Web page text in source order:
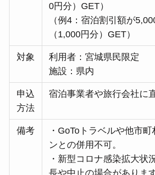
0円分）GET）
（例4：宿泊割引額が
（1,000円分）GET）
対象
利用者：宮城県民限定
施設：県内
申込
方法
宿泊事業者や旅行会社に
備考
・GoToトラベルや他市
ンとの併用不可。
・新型コロナ感染拡大状
長や中止の場合があります